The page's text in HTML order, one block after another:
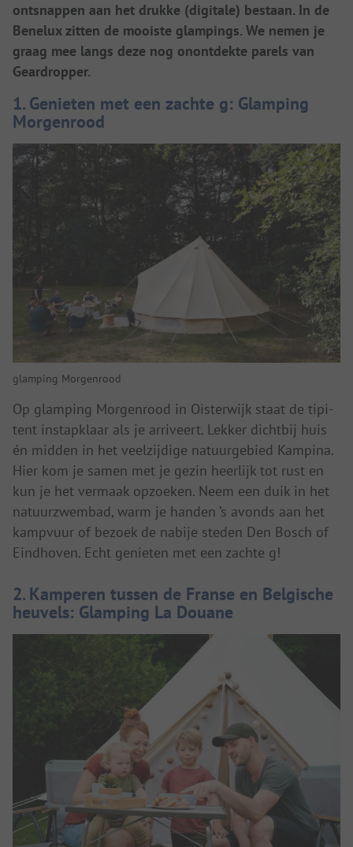
ontsnappen aan het drukke (digitale) bestaan. In de
Benelux zitten de mooiste glampings. We nemen je
graag mee langs deze nog onontdekte parels van
Geardropper.
1. Genieten met een zachte g: Glamping
Morgenrood
glamping Morgenrood
Op glamping Morgenrood in Oisterwijk staat de tipi-
tent instapklaar als je arriveert. Lekker dichtbij huis
én midden in het veelzijdige natuurgebied Kampina.
Hier kom je samen met je gezin heerlijk tot rust en
kun je het vermaak opzoeken. Neem een duik in het
natuurzwembad, warm je handen ’s avonds aan het
kampvuur of bezoek de nabije steden Den Bosch of
Eindhoven. Echt genieten met een zachte g!
2. Kamperen tussen de Franse en Belgische
heuvels: Glamping La Douane